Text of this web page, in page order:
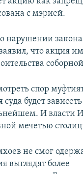
с мэрией.
нарушении
что акция
спор
будет зависеть
И власти
мечетью
не смог
выглядят более